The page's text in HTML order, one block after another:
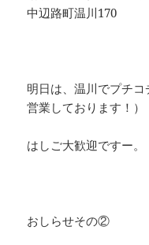
中辺路町温川170
明日は、温川でプチ
営業しております！）
はしご大歓迎ですー。
おしらせその②